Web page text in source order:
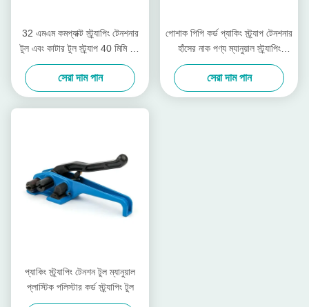
32 এমএম কমপ্যাক্ট স্ট্র্যাপিং টেনশনার
টুল এবং কাটার টুল স্ট্র্যাপ 40 মিমি কর্ড
স্ট্র্যাপিং টেনশনার
সেরা দাম পান
পোশাক পিপি কর্ড প্যাকিং স্ট্র্যাপ টেনশনার
হাঁসের নাক পণ্য ম্যানুয়াল স্ট্র্যাপিং
টেনশনার
সেরা দাম পান
প্যাকিং স্ট্র্যাপিং টেনশন টুল ম্যানুয়াল
প্লাস্টিক পলিস্টার কর্ড স্ট্র্যাপিং টুল